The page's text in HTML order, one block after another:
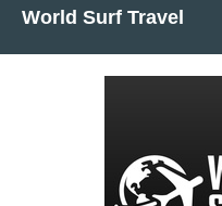
World Surf Travel